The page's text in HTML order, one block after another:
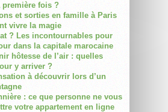
première fois ?
et sorties en famille à Paris
vivre la magie
? Les incontournables pour
dans la capitale marocaine
hôtesse de l’air : quelles
y arriver ?
à découvrir lors d’un
: ce que personne ne vous
votre appartement en ligne